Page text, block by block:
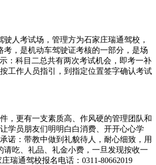
人考试场，管理方为石家庄瑞通驾校，
，是机动车驾驶证考核的一部分，是场
：科目二总共有两次考试机会，即考一补
工作人员指引，到指定位置签字确认考试
，更有一支素质高、作风硬的管理团队和
学员朋友们明明白白消费、开开心心学
诺：带教中做到礼貌待人，耐心细致，用
吃、礼品、礼金小费，一旦发现按收一
瑞通驾校报名电话：0311-80662019